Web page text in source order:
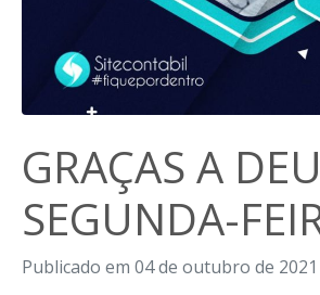
GRAÇAS A
SEGUNDA-
Publicado em 04 de outubro de